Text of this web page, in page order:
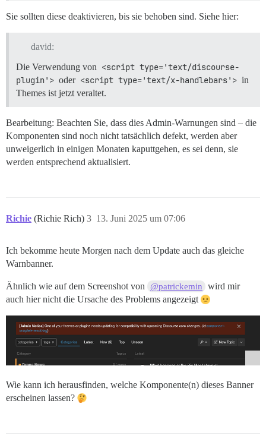
Sie sollten diese deaktivieren, bis sie behoben sind. Siehe hier:
david:
Die Verwendung von <script type='text/discourse-
plugin'> oder <script type='text/x-handlebars'> in
Themes ist jetzt veraltet.
Bearbeitung: Beachten Sie, dass dies Admin-Warnungen sind – die
Komponenten sind noch nicht tatsächlich defekt, werden aber
unweigerlich in einigen Monaten kaputtgehen, es sei denn, sie
werden entsprechend aktualisiert.
Richie (Richie Rich) 13. Juni 2025 um 07:06
3
Ich bekomme heute Morgen nach dem Update auch das gleiche
Warnbanner.
Ähnlich wie auf dem Screenshot von @patrickemin
wird mir
auch hier nicht die Ursache des Problems angezeigt
Wie kann ich herausfinden, welche Komponente(n) dieses Banner
erscheinen lassen?